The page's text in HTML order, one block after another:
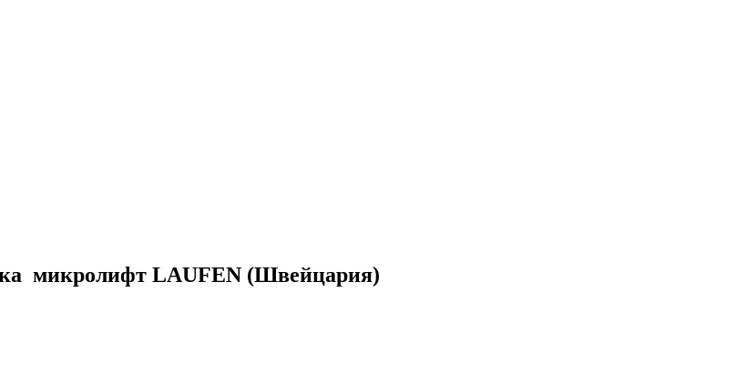
микролифт LAUFEN (Швейцария)